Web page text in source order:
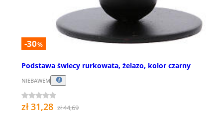
-30%
Podstawa świecy rurkowata, żelazo, kolor czarny
NIEBAWEM
zł 31,28 zł 44,69